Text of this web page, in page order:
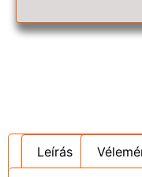
Leírás